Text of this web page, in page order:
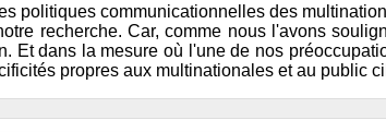
politiques communicationnelles des
recherche. Car, comme nous l'avons
Et dans la mesure où l'une de nos
propres aux multinationales et au public